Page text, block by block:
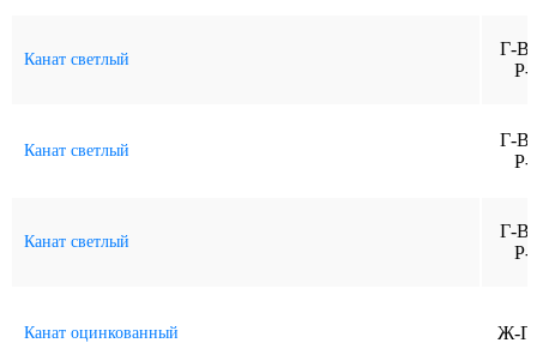
Канат светлый
Г-
Р-
Канат светлый
Г-
Р-
Канат светлый
Г-
Р-
Канат оцинкованный Ж-